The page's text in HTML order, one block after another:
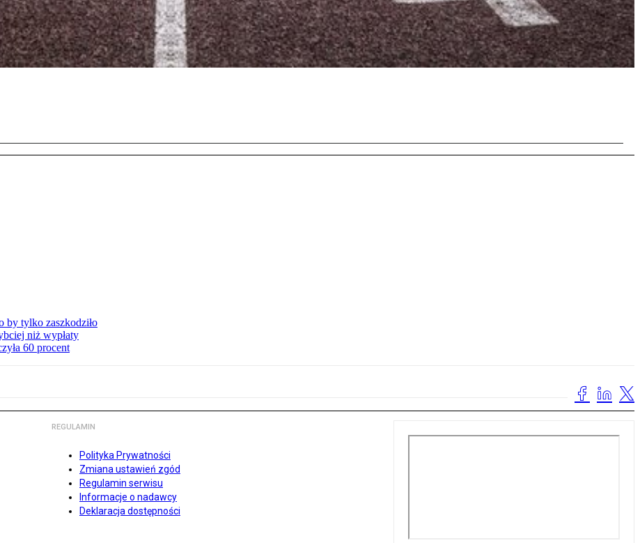
by tylko zaszkodziło
niż wypłaty
60 procent
REGULAMIN
Polityka Prywatności
Zmiana ustawień zgód
Regulamin serwisu
Informacje o nadawcy
Deklaracja dostępności